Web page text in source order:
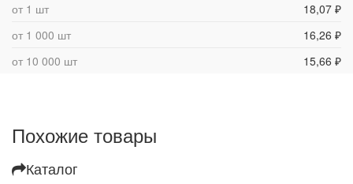
от 1 шт
18,07 ₽
от 1 000 шт
16,26 ₽
от 10 000 шт
15,66 ₽
Похожие товары
Каталог